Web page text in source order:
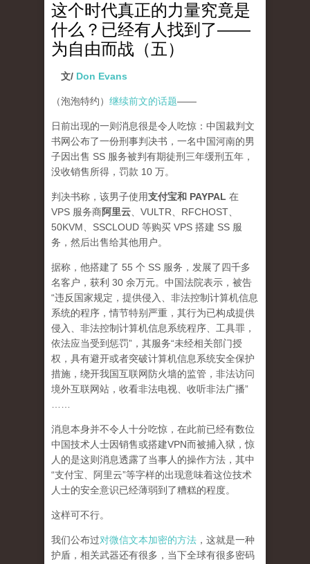
这个时代真正的力量究竟是
什么？已经有人找到了——
为自由而战（五）
文/ Don Evans
（泡泡特约） 继续前文的话题——
日前出现的一则消息很是令人吃惊：中国裁判文
书网公布了一份刑事判决书，一名中国河南的男
子因出售 SS 服务被判有期徒刑三年缓刑五年，
没收销售所得，罚款 10 万。
判决书称，该男子使用支付宝和 PAYPAL 在
VPS 服务商阿里云 、VULTR、RFCHOST、
50KVM、SSCLOUD 等购买 VPS 搭建 SS 服
务，然后出售给其他用户。
据称，他搭建了 55 个 SS 服务，发展了四千多
名客户，获利 30 余万元。中国法院表示，被告
“违反国家规定，提供侵入、非法控制计算机信息
系统的程序，情节特别严重，其行为已构成提供
侵入、非法控制计算机信息系统程序、工具罪，
依法应当受到惩罚”，其服务“未经相关部门授
权，具有避开或者突破计算机信息系统安全保护
措施，绕开我国互联网防火墙的监管，非法访问
境外互联网站，收看非法电视、收听非法广播”
消息本身并不令人十分吃惊，在此前已经有数位
中国技术人士因销售或搭建VPN而被捕入狱，惊
人的是这则消息透露了当事人的操作方法，其中
“支付宝、阿里云”等字样的出现意味着这位技术
人士的安全意识已经薄弱到了糟糕的程度。
这样可不行。
我们公布过对微信文本加密的方法 ，这就是一种
护盾，相关武器还有很多，当下全球有很多密码